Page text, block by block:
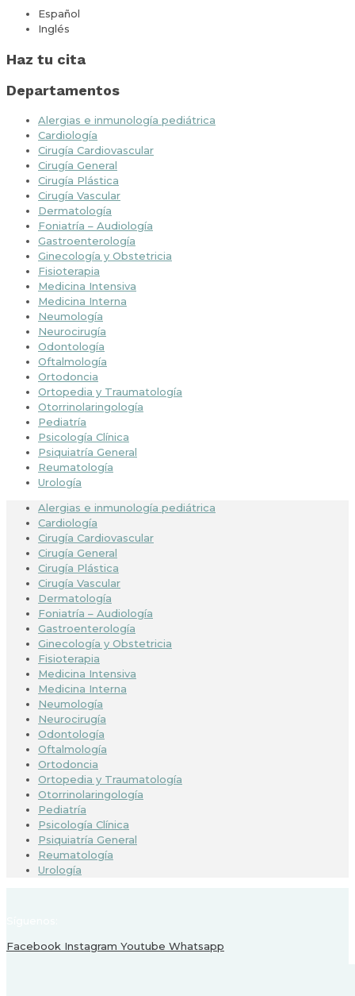
Español
Inglés
Haz tu cita
Departamentos
Alergias e inmunología pediátrica
Cardiología
Cirugía Cardiovascular
Cirugía General
Cirugía Plástica
Cirugía Vascular
Dermatología
Foniatría – Audiología
Gastroenterología
Ginecología y Obstetricia
Fisioterapia
Medicina Intensiva
Medicina Interna
Neumología
Neurocirugía
Odontología
Oftalmología
Ortodoncia
Ortopedia y Traumatología
Otorrinolaringología
Pediatría
Psicología Clínica
Psiquiatría General
Reumatología
Urología
Alergias e inmunología pediátrica
Cardiología
Cirugía Cardiovascular
Cirugía General
Cirugía Plástica
Cirugía Vascular
Dermatología
Foniatría – Audiología
Gastroenterología
Ginecología y Obstetricia
Fisioterapia
Medicina Intensiva
Medicina Interna
Neumología
Neurocirugía
Odontología
Oftalmología
Ortodoncia
Ortopedia y Traumatología
Otorrinolaringología
Pediatría
Psicología Clínica
Psiquiatría General
Reumatología
Urología
Facebook Instagram Youtube Whatsapp